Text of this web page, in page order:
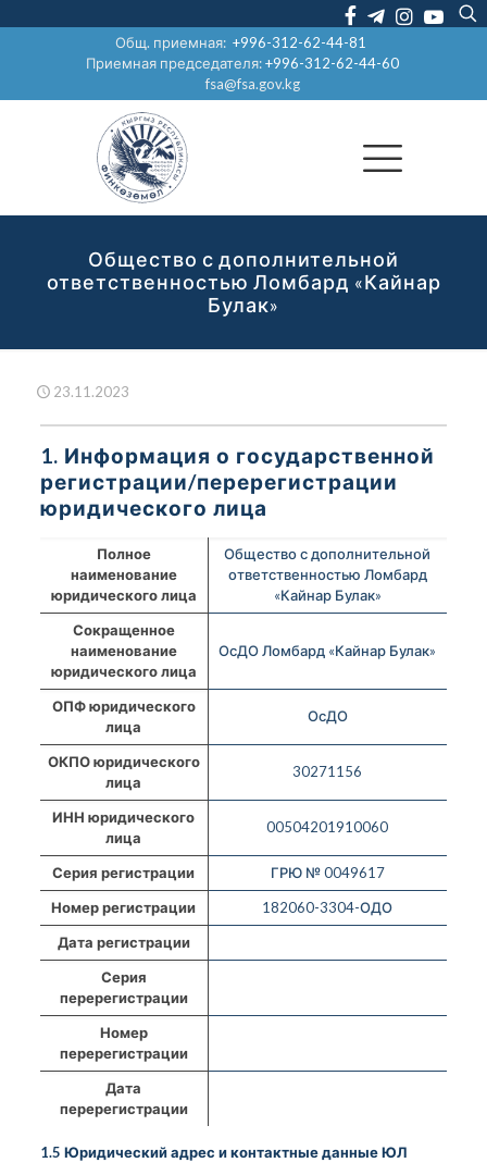
Общ. приемная:+996-312-62-44-81
Приемная председателя:+996-312-62-44-60
fsa@fsa.gov.kg
Общество с дополнительной
ответственностью Ломбард «Кайнар
Булак»
23.11.2023
1. Информация о государственной
регистрации/перерегистрации
юридического лица
Полное
наименование
юридического лица
Общество с дополнительной
ответственностью Ломбард
«Кайнар Булак»
Сокращенное
наименование
юридического лица
ОсДО Ломбард «Кайнар Булак»
ОПФ юридического
лица
ОсДО
ОКПО юридического
лица
30271156
ИНН юридического
лица
00504201910060
Серия регистрации
ГРЮ № 0049617
Номер регистрации
182060-3304-ОДО
Дата регистрации
Серия
перерегистрации
Номер
перерегистрации
Дата
перерегистрации
1.5 Юридический адрес и контактные данные ЮЛ